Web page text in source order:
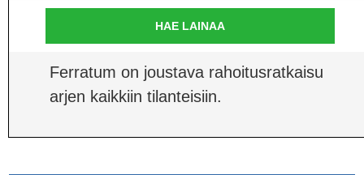
HAE LAINAA
Ferratum on joustava rahoitusratkaisu
arjen kaikkiin tilanteisiin.